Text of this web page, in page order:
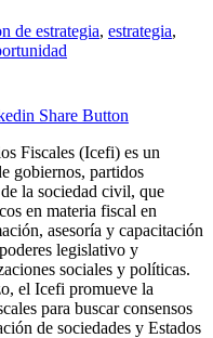
de estrategia, estrategia,
Share Button
Fiscales (Icefi) es un
gobiernos, partidos
la sociedad civil, que
en materia fiscal en
asesoría y capacitación
legislativo y
sociales y políticas.
el Icefi promueve la
para buscar consensos
de sociedades y Estados